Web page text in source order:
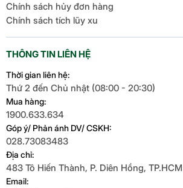
Chính sách hủy đơn hàng
Chính sách tích lũy xu
THÔNG TIN LIÊN HỆ
Thời gian liên hệ:
Thứ 2 đến Chủ nhật (08:00 - 20:30)
Mua hàng:
1900.633.634
Góp ý/ Phản ánh DV/ CSKH:
028.73083483
Địa chỉ:
483 Tô Hiến Thành, P. Diên Hồng, TP.HCM
Email: